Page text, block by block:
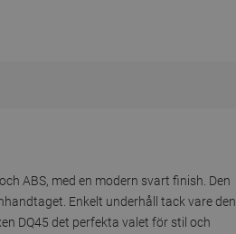
ABS, med en modern svart finish. Den
Enkelt underhåll tack vare den
DQ45 det perfekta valet för stil och